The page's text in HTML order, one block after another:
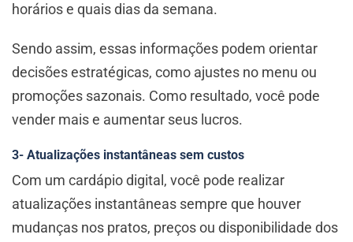
horários e quais dias da semana.
Sendo assim, essas informações podem orientar
decisões estratégicas, como ajustes no menu ou
promoções sazonais. Como resultado, você pode
vender mais e aumentar seus lucros.
3- Atualizações instantâneas sem custos
Com um cardápio digital, você pode realizar
atualizações instantâneas sempre que houver
mudanças nos pratos, preços ou disponibilidade dos